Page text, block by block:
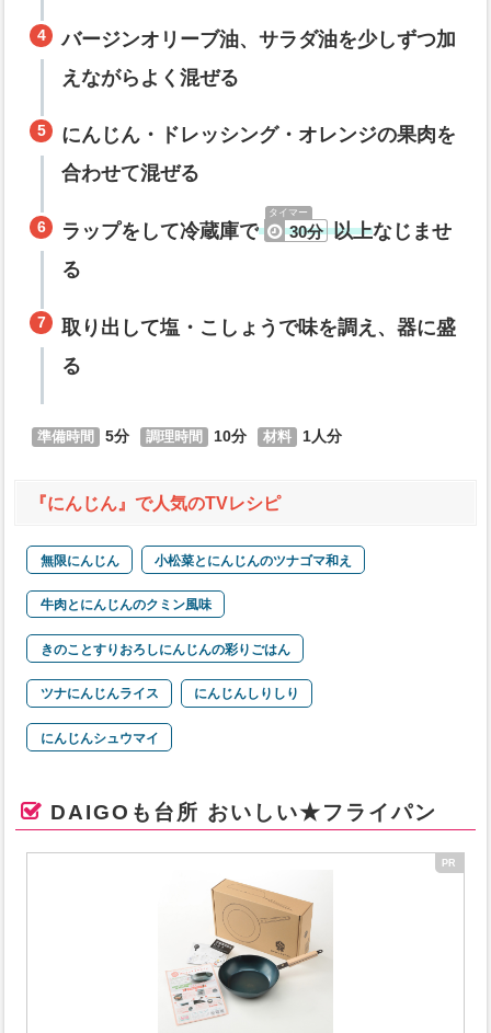
バージンオリーブ油、サラダ油を少しずつ加
えながらよく混ぜる
にんじん ・ドレッシング・ オレンジの果肉を
合わせて混ぜる
ラップをして冷蔵庫で 30分 以上なじませ
る
取り出して塩 ・ こしょう で味を調え、器に盛
る
5 10 1
『にんじん』で人気のTVレシピ
無限にんじん 小松菜とにんじんのツナゴマ和え
牛肉とにんじんのクミン風味
きのことすりおろしにんじんの彩りごはん
ツナにんじんライス にんじんしりしり
にんじんシュウマイ
DAIGOも台所 おいしい★フライパン